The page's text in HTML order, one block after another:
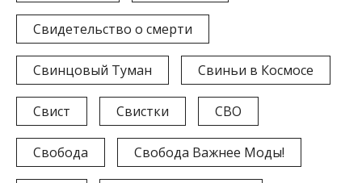
Свидетельство о смерти
Свинцовый Туман Свиньи в Космосе
Свист Свистки СВО
Свобода Свобода Важнее Моды!